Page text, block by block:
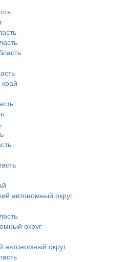
автономный округ
округ
автономный округ